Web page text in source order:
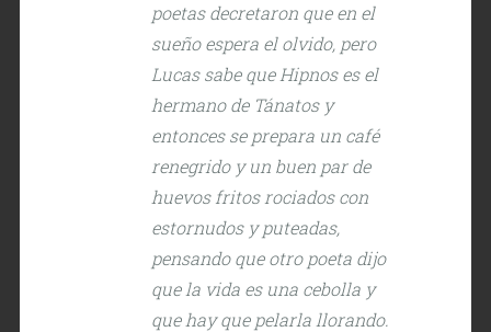
poetas decretaron que en el
sueño espera el olvido, pero
Lucas sabe que Hipnos es el
hermano de Tánatos y
entonces se prepara un café
renegrido y un buen par de
huevos fritos rociados con
estornudos y puteadas,
pensando que otro poeta dijo
que la vida es una cebolla y
que hay que pelarla llorando.